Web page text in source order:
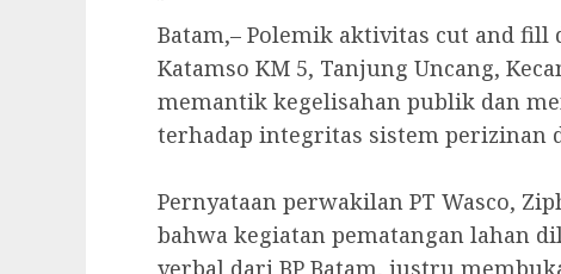
Batam,– Polemik aktivitas cut and fill
Katamso KM 5, Tanjung Uncang,
memantik kegelisahan publik dan
terhadap integritas sistem perizinan
‎Pernyataan perwakilan PT Wasco,
bahwa kegiatan pematangan lahan
verbal dari BP Batam, justru